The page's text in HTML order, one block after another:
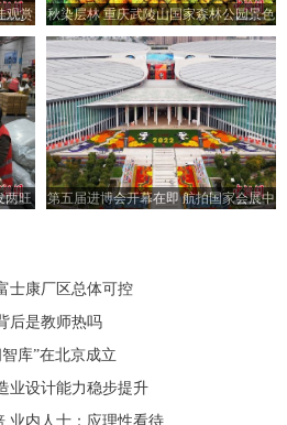
观赏
秋染层林 重庆武陵山国家森林公园景色
迷人
两旺
第五届进博会开幕在即 航拍国家会展中
士康厂区总体可控
后是教师热吗
库”在北京成立
业设计能力稳步提升
业内人士：应理性看待